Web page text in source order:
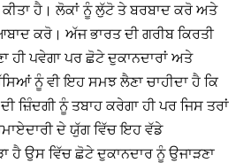
ਕੀਤਾ ਹੈ। ਲੋਕਾਂ ਨੂੰ ਲੁੱਟੋ ਤੇ ਬਰਬਾਦ ਕਰੋ ਅਤੇ
ਕਰੋ। ਅੱਜ ਭਾਰਤ ਦੀ ਗਰੀਬ ਕਿਰਤੀ
ਹੀ ਪਵੇਗਾ ਪਰ ਛੋਟੇ ਦੁਕਾਨਦਾਰਾਂ ਅਤੇ
ਨੂੰ ਵੀ ਇਹ ਸਮਝ ਲੈਣਾ ਚਾਹੀਦਾ ਹੈ ਕਿ
ਜ਼ਿੰਦਗੀ ਨੂੰ ਤਬਾਹ ਕਰੇਗਾ ਹੀ ਪਰ ਜਿਸ ਤਰਾਂ
ਦੇ ਯੁੱਗ ਵਿੱਚ ਇਹ ਵੱਡੇ
ਹੈ ਉਸ ਵਿੱਚ ਛੋਟੇ ਦੁਕਾਨਦਾਰ ਨੂੰ ਉਜਾੜਣਾ